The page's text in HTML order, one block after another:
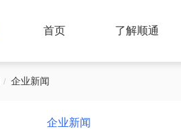
首页 了解顺通
企业新闻
企业新闻